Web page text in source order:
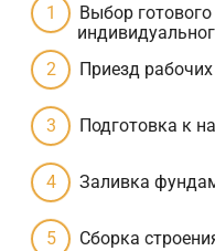
Выбор
Приезд
Подготовка к
Заливка
Сборка